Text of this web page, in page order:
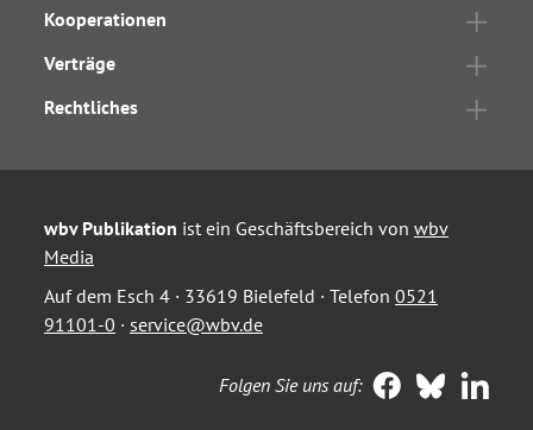
Kooperationen
Verträge
Rechtliches
wbv Publikation ist ein Geschäftsbereich von wbv
Media
Auf dem Esch 4 · 33619 Bielefeld · Telefon 0521
91101-0 · service@wbv.de
Folgen Sie uns auf: